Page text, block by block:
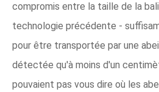
compromis entre la taille de la
technologie précédente -
pour être transportée par une
détectée qu'à moins d'un
pouvaient pas vous dire où les